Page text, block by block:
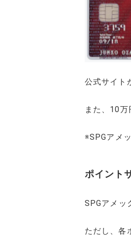
公式サイト
また、10
※SPGアメ
ポイント
SPGアメッ
ただし、各